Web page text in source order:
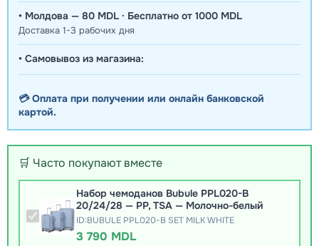
• Молдова — 80 MDL · Бесплатно от 1000 MDL
Доставка 1-3 рабочих дня
• Самовывоз из магазина:
💳 Оплата при получении или онлайн банковской
картой.
🛒 Часто покупают вместе
Набор чемоданов Bubule PPL020-B
20/24/28 — PP, TSA — Молочно-белый
ID:BUBULE PPL020-B SET MILK WHITE
3 790 MDL